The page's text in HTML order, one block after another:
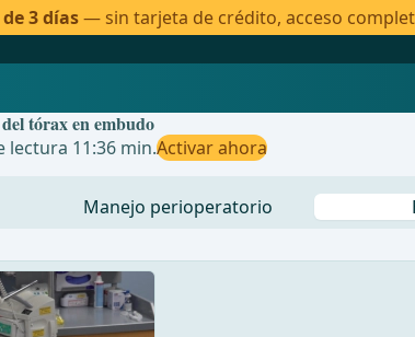
3 días— sin tarjeta de crédito, acceso
tórax en embudo
lectura 11:36 min.Activar ahora
Manejo perioperatorio